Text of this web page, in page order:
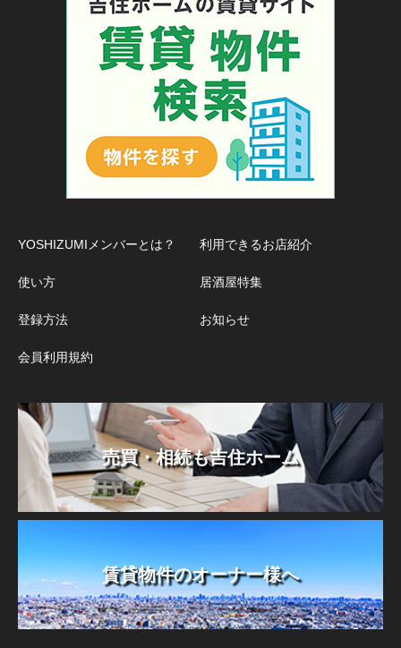
YOSHIZUMIメンバーとは？
使い方
登録方法
会員利用規約
利用できるお店紹介
居酒屋特集
お知らせ
売買・相続も吉住ホーム
賃貸物件のオーナー様へ